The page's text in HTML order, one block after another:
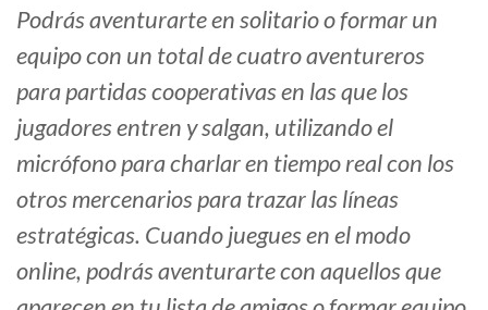
Podrás aventurarte en solitario o formar un
equipo con un total de cuatro aventureros
para partidas cooperativas en las que los
jugadores entren y salgan, utilizando el
micrófono para charlar en tiempo real con los
otros mercenarios para trazar las líneas
estratégicas. Cuando juegues en el modo
online, podrás aventurarte con aquellos que